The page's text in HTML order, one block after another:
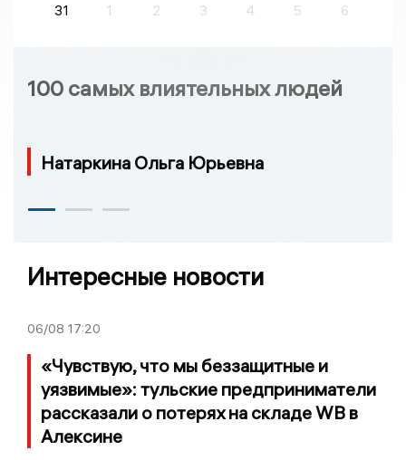
31
1 2 3 4 5 6
100 самых влиятельных людей
Натаркина Ольга Юрьевна
Интересные новости
06/08 17:20
«Чувствую, что мы беззащитные и
уязвимые»: тульские предприниматели
рассказали о потерях на складе WB в
Алексине